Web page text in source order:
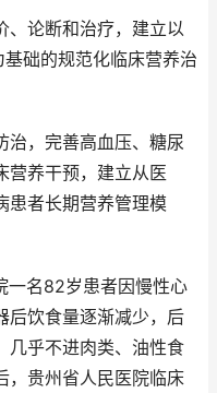
论断和治疗，建立以
础的规范化临床营养治
，完善高血压、糖尿
营养干预，建立从医
患者长期营养管理模
名82岁患者因慢性心
后饮食量逐渐减少，后
几乎不进肉类、油性食
，贵州省人民医院临床